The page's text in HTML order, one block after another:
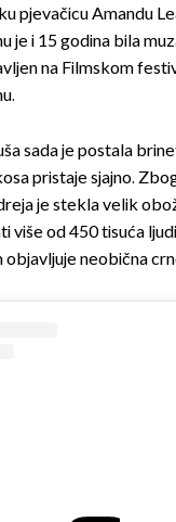
pjevačicu Amandu
je i 15 godina bila
na Filmskom
sada je postala
pristaje sjajno.
je stekla velik
više od 450 tisuća
objavljuje neobična